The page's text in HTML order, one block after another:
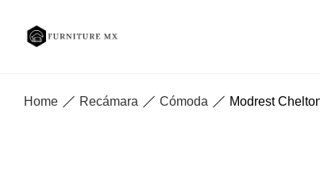
Home Recámara Cómoda Modrest